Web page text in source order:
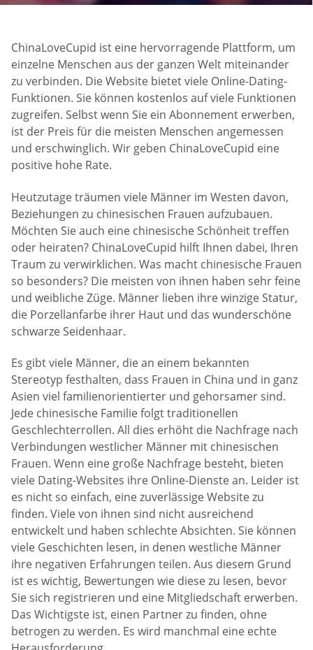
ChinaLoveCupid ist eine hervorragende Plattform, um
einzelne Menschen aus der ganzen Welt miteinander
zu verbinden. Die Website bietet viele Online-Dating-
Funktionen. Sie können kostenlos auf viele Funktionen
zugreifen. Selbst wenn Sie ein Abonnement erwerben,
ist der Preis für die meisten Menschen angemessen
und erschwinglich. Wir geben ChinaLoveCupid eine
positive hohe Rate.
Heutzutage träumen viele Männer im Westen davon,
Beziehungen zu chinesischen Frauen aufzubauen.
Möchten Sie auch eine chinesische Schönheit treffen
oder heiraten? ChinaLoveCupid hilft Ihnen dabei, Ihren
Traum zu verwirklichen. Was macht chinesische Frauen
so besonders? Die meisten von ihnen haben sehr feine
und weibliche Züge. Männer lieben ihre winzige Statur,
die Porzellanfarbe ihrer Haut und das wunderschöne
schwarze Seidenhaar.
Es gibt viele Männer, die an einem bekannten
Stereotyp festhalten, dass Frauen in China und in ganz
Asien viel familienorientierter und gehorsamer sind.
Jede chinesische Familie folgt traditionellen
Geschlechterrollen. All dies erhöht die Nachfrage nach
Verbindungen westlicher Männer mit chinesischen
Frauen. Wenn eine große Nachfrage besteht, bieten
viele Dating-Websites ihre Online-Dienste an. Leider ist
es nicht so einfach, eine zuverlässige Website zu
finden. Viele von ihnen sind nicht ausreichend
entwickelt und haben schlechte Absichten. Sie können
viele Geschichten lesen, in denen westliche Männer
ihre negativen Erfahrungen teilen. Aus diesem Grund
ist es wichtig, Bewertungen wie diese zu lesen, bevor
Sie sich registrieren und eine Mitgliedschaft erwerben.
Das Wichtigste ist, einen Partner zu finden, ohne
betrogen zu werden. Es wird manchmal eine echte